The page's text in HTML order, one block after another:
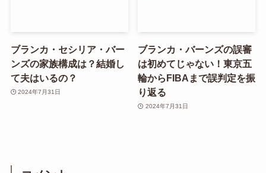
ブランカ・セシリア・バー
ンズの家族構成は？結婚し
て夫はいるの？
2024年7月31日
ブランカ・バーンズの誤審
は初めてじゃない！東京五
輪からFIBAまで誤判定を振
り返る
2024年7月31日